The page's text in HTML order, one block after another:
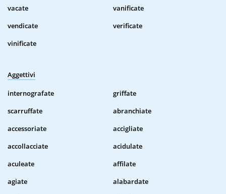
vacate
vanificate
vendicate
verificate
vinificate
Aggettivi
internografate
griffate
scarruffate
abranchiate
accessoriate
accigliate
accollacciate
acidulate
aculeate
affilate
agiate
alabardate